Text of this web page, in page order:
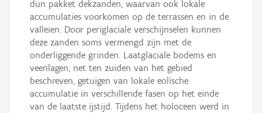
dun pakket dekzanden, waarvan ook lokale
accumulaties voorkomen op de terrassen en in de
valleien. Door periglaciale verschijnselen kunnen
deze zanden soms vermengd zijn met de
onderliggende grinden. Laatglaciale bodems en
veenlagen, net ten zuiden van het gebied
beschreven, getuigen van lokale eolische
accumulatie in verschillende fasen op het einde
van de laatste ijstijd. Tijdens het holoceen werd in